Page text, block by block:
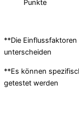
Punkte
**Die
unterscheiden
**Es können
getestet werden